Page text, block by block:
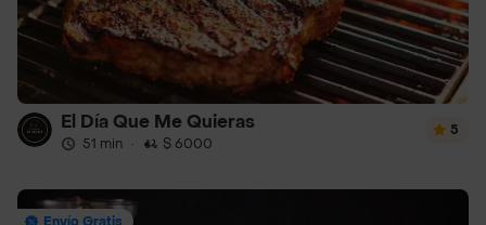
El Día Que Me Quieras
51 min · $ 6000
5